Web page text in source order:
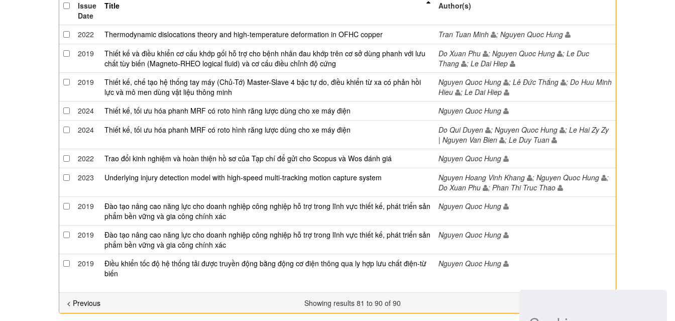
Issue
Date
Title Author(s)
2022 Thermodynamic dislocations theory and high-temperature deformation in OFHC copper Tran Tuan Minh
; Nguyen Quoc Hung
2019
Thiết kế và điều khiển cơ cấu khớp gối hỗ trợ cho bệnh nhân đau khớp trên cơ sở dùng phanh với lưu
chất tùy biến (Magneto-RHEO logical fluid) và cơ cấu điều chỉnh độ cứng
Do Xuan Phu ; Nguyen Quoc Hung
; Le Duc
Thang
; Le Dai Hiep
2019
Thiết kế, chế tạo hệ thống tay máy (Chủ-Tớ) Master-Slave 4 bậc tự do, điều khiển từ xa có phản hồi
lực và mô men dùng vật liệu thông minh
Nguyen Quoc Hung ; Lê Đức Thắng
; Do Huu Minh
Hieu
; Le Dai Hiep
2024
Thiết kế, tối ưu hóa phanh MRF có roto hình răng lược dùng cho xe máy điện
Nguyen Quoc Hung
2024
Thiết kế, tối ưu hóa phanh MRF có roto hình răng lược dùng cho xe máy điện Do Qui Duyen ; Nguyen Quoc Hung
; Le Hai Zy Zy
| Nguyen Van Bien
; Le Duy Tuan
2022
Trao đổi kinh nghiệm và hoàn thiện hồ sơ của Tạp chí để gửi cho Scopus và Wos đánh giá
Nguyen Quoc Hung
2023
Underlying injury detection model with high-speed multi-tracking motion capture system Nguyen Hoang Vinh Khang ; Nguyen Quoc Hung
;
Do Xuan Phu
; Phan Thi Truc Thao
2019
Đào tạo nâng cao năng lực cho doanh nghiệp công nghiệp hỗ trợ trong lĩnh vực thiết kế, phát triển sản
phẩm bền vững và gia công chính xác
Nguyen Quoc Hung
2019
Đào tạo nâng cao năng lực cho doanh nghiệp công nghiệp hỗ trợ trong lĩnh vực thiết kế, phát triển sản
phẩm bền vững và gia công chính xác
Nguyen Quoc Hung
2019
Điều khiển tốc độ hệ thống tải được truyền động bằng động cơ điện thông qua ly hợp lưu chất điện-từ
biến
Nguyen Quoc Hung
Showing results 81 to 90 of 90
< Previous